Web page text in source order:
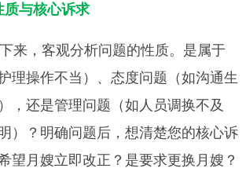
质与核心诉求
来，客观分析问题的性质。是属于
理操作不当）、态度问题（如沟通生
，还是管理问题（如人员调换不及
）？明确问题后，想清楚您的核心诉
望月嫂立即改正？是要求更换月嫂？